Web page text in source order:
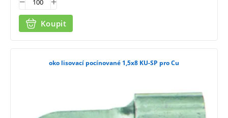
Koupit
oko lisovací pocínované 1,5x8 KU-SP pro Cu